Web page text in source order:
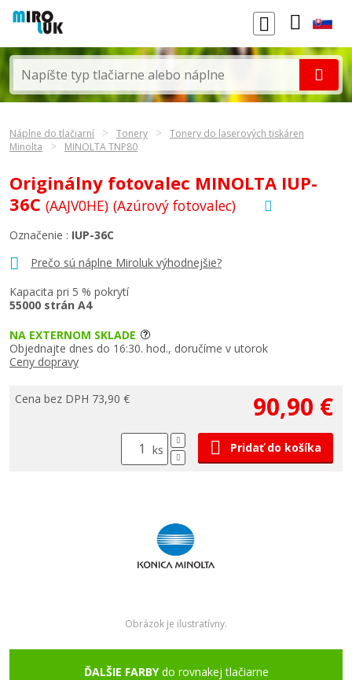
Náplne do tlačiarní Tonery
Tonery do laserových tiskáren
Minolta
MINOLTA TNP80
Originálny fotovalec MINOLTA IUP-
36C (AAJV0HE) (Azúrový fotovalec)
Prečo sú náplne Miroluk výhodnejšie?
Kapacita pri 5 % pokrytí
55000 strán A4
Označenie : IUP-36C
NA EXTERNOM SKLADE
Objednajte dnes do 16:30. hod., doručíme v utorok
Ceny dopravy
Cena bez DPH 73,90 € 90,90 €
ks Pridať do košíka
Obrázok je ilustratívny.
ĎALŠIE FARBYdo rovnakej tlačiarne